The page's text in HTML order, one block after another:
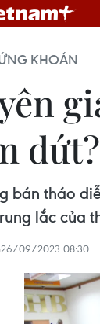
KHOÁN
dứt?
bán tháo
lắc của
26/09/2023 08:30